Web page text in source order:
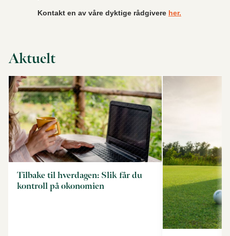
Kontakt en av våre dyktige rådgivere her.
Aktuelt
Tilbake til hverdagen: Slik får du
kontroll på økonomien